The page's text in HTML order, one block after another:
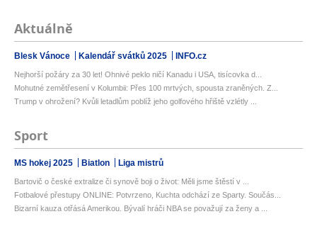
Aktuálně
Blesk Vánoce Kalendář svátků 2025 INFO.cz
Nejhorší požáry za 30 let! Ohnivé peklo ničí Kanadu i USA, tisícovka d...
Mohutné zemětřesení v Kolumbii: Přes 100 mrtvých, spousta zraněných. Z...
Trump v ohrožení? Kvůli letadlům poblíž jeho golfového hřiště vzlétly ...
Sport
MS hokej 2025 Biatlon Liga mistrů
Bartovič o české extralize či synově boji o život: Měli jsme štěstí v ...
Fotbalové přestupy ONLINE: Potvrzeno, Kuchta odchází ze Sparty. Součás...
Bizarní kauza otřásá Amerikou. Bývalí hráči NBA se považují za ženy a ...